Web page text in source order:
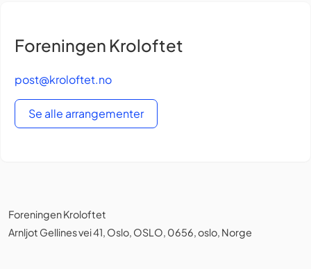
Foreningen Kroloftet
post@kroloftet.no
Se alle arrangementer
Foreningen Kroloftet
Arnljot Gellines vei 41, Oslo, OSLO, 0656, oslo, Norge